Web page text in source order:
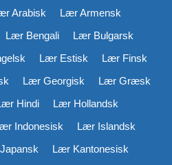
Arabisk
Lær Armensk
Lær Bengali
Lær Bulgarsk
Lær Estisk
Lær Finsk
Lær Georgisk
Lær Græsk
Hindi
Lær Hollandsk
Indonesisk
Lær Islandsk
Lær Kantonesisk